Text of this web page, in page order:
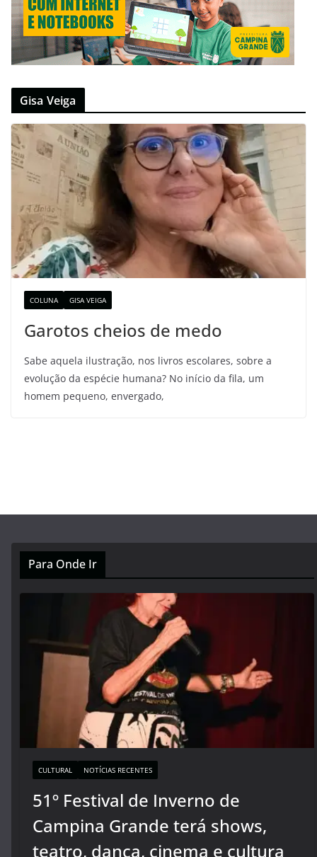
Gisa Veiga
COLUNA GISA VEIGA
Garotos cheios de medo
Sabe aquela ilustração, nos livros escolares, sobre a
evolução da espécie humana? No início da fila, um
homem pequeno, envergado,
Para Onde Ir
CULTURAL NOTÍCIAS RECENTES
51º Festival de Inverno de
Campina Grande terá shows,
teatro, dança, cinema e cultura